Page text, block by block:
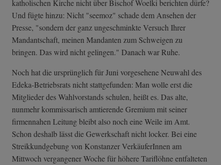
katholischen Kirche nicht über Bischof Woelki berichten dürfe?
Und fügte hinzu: Nicht "seemoz" schade dem Ansehen der
Presse, "sondern der ganz ungeschminkte Versuch Ihrer
Mandantschaft, meinen Mandanten zum Schweigen zu
bringen. Das wird nicht gelingen." Danach war Ruhe.
Noch hat die ursprünglich für Juni vorgesehene Neuwahl des
Edeka-Betriebsrats nicht stattgefunden: Man wolle erst die
Mitglieder des Wahlvorstands schulen, heißt es. Das alte,
nunmehr kommissarisch amtierende Gremium mit seiner
firmennahen Leitung bleibt also noch eine Weile im Amt.
Schon deshalb lässt die Gewerkschaft nicht locker. Bei eine
Streikkundgebung von Konstanzer VerkäuferInnen am
Mittwoch vergangener Woche für höhere Tariflöhne entfalteten